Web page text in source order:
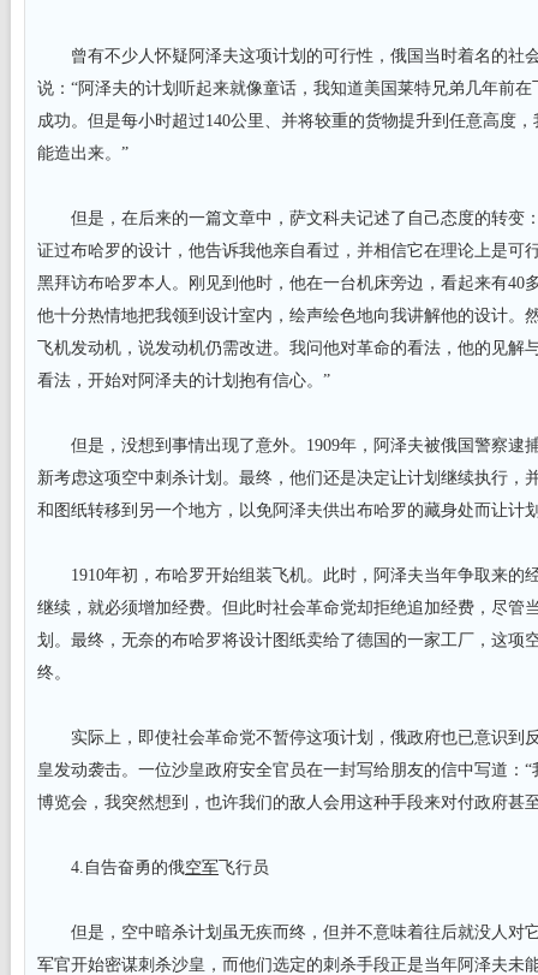
曾有不少人怀疑阿泽夫这项计划的可行性，俄国当时着名的社
说：“阿泽夫的计划听起来就像童话，我知道美国莱特兄弟几年前
成功。但是每小时超过140公里、并将较重的货物提升到任意高度
能造出来。”
但是，在后来的一篇文章中，萨文科夫记述了自己态度的转变
证过布哈罗的设计，他告诉我他亲自看过，并相信它在理论上是可
黑拜访布哈罗本人。刚见到他时，他在一台机床旁边，看起来有40
他十分热情地把我领到设计室内，绘声绘色地向我讲解他的设计。
飞机发动机，说发动机仍需改进。我问他对革命的看法，他的见解
看法，开始对阿泽夫的计划抱有信心。”
但是，没想到事情出现了意外。1909年，阿泽夫被俄国警察逮
新考虑这项空中刺杀计划。最终，他们还是决定让计划继续执行，
和图纸转移到另一个地方，以免阿泽夫供出布哈罗的藏身处而让计
1910年初，布哈罗开始组装飞机。此时，阿泽夫当年争取来的
继续，就必须增加经费。但此时社会革命党却拒绝追加经费，尽管
划。最终，无奈的布哈罗将设计图纸卖给了德国的一家工厂，这项
终。
实际上，即使社会革命党不暂停这项计划，俄政府也已意识到
皇发动袭击。一位沙皇政府安全官员在一封写给朋友的信中写道：
博览会，我突然想到，也许我们的敌人会用这种手段来对付政府甚
4.自告奋勇的俄空军 飞行员
但是，空中暗杀计划虽无疾而终，但并不意味着往后就没人对
军官开始密谋刺杀沙皇，而他们选定的刺杀手段正是当年阿泽夫